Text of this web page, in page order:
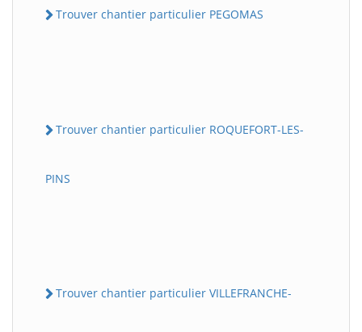
Trouver chantier particulier PEGOMAS
Trouver chantier particulier ROQUEFORT-LES-
PINS
Trouver chantier particulier VILLEFRANCHE-